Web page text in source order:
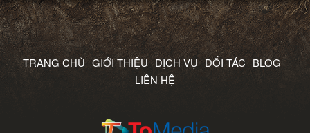
TRANG CHỦ GIỚI THIỆU DỊCH VỤ ĐỐI TÁC BLOG
LIÊN HỆ